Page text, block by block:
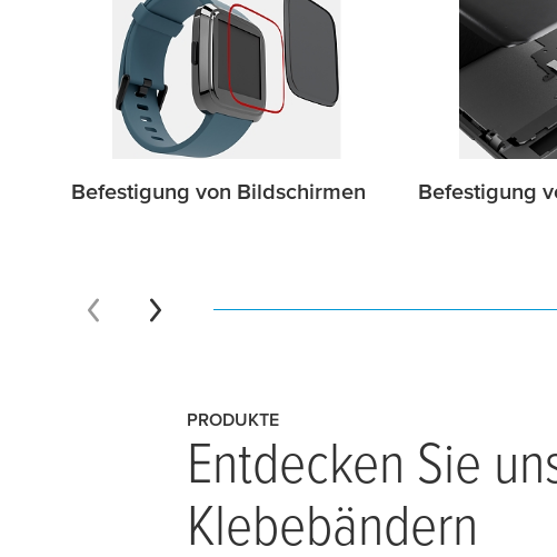
Befestigung von Bildschirmen Befestigung
PRODUKTE
Entdecken Sie
Klebebändern